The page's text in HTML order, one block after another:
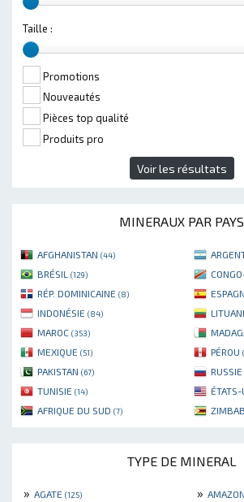
Taille :
Promotions
Nouveautés
Pièces top qualité
Produits pro
Voir les résultats
MINERAUX PAR PAYS
AFGHANISTAN (44)
BRÉSIL (129)
RÉP. DOMINICAINE (8)
INDONÉSIE (84)
MAROC (353)
MEXIQUE (51) PÉROU
PAKISTAN (67) RUSSIE
TUNISIE (14) ÉTATS-
AFRIQUE DU SUD (7)
TYPE DE MINERAL
» AGATE (125) »